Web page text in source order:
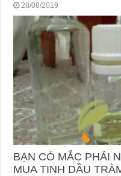
28/08/2019
BẠN CÓ MẮC PHẢI
MUA TINH DẦU